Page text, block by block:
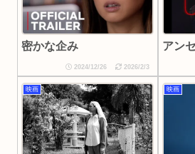
密かな企み
2024/12/26 2026/2/3
アン
映画 映画